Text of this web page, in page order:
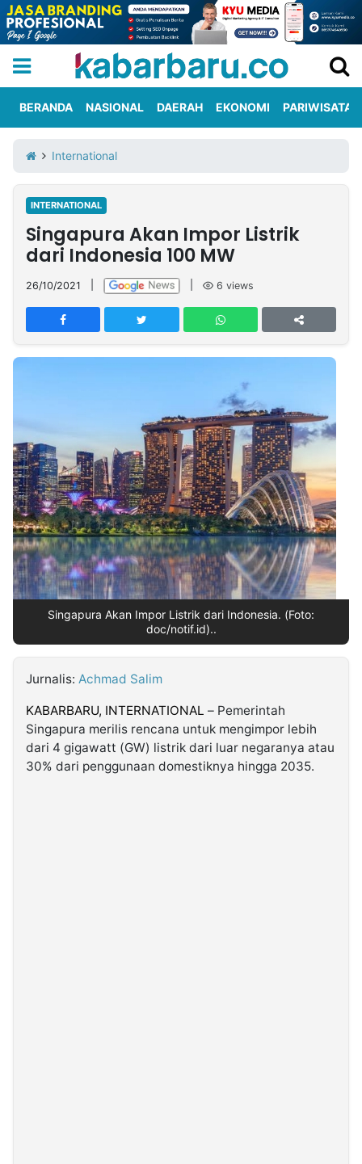
Iklan
Berita
Kami
Nasional
International
Olahraga
Entertainment
Daerah
Pariwisata
Kuliner
Kolom
Network
PT
TREETAN
MULTIMEDIA
Partner
Insight
NTB
Suara
Time
Lens
IDN
Daily
Jogja
Jalan
Rakyat
Idealita
News
Kita
Notice
Radar
Baru
Seedbacklink
Follow
Kabarbaru
Kabarbaru.co
BERANDA NASIONAL DAERAH EKONOMI PARIWISATA
International
INTERNATIONAL
Singapura Akan Impor Listrik
dari Indonesia 100 MW
26/10/2021 6 views
Singapura Akan Impor Listrik dari Indonesia. (Foto:
doc/notif.id)..
Jurnalis: Achmad Salim
KABARBARU, INTERNATIONAL – Pemerintah
Singapura merilis rencana untuk mengimpor lebih
dari 4 gigawatt (GW) listrik dari luar negaranya atau
30% dari penggunaan domestiknya hingga 2035.